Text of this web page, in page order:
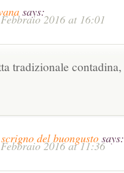
says:
2016 at 16:01
tradizionale contadina,
del buongusto says:
2016 at 11:36